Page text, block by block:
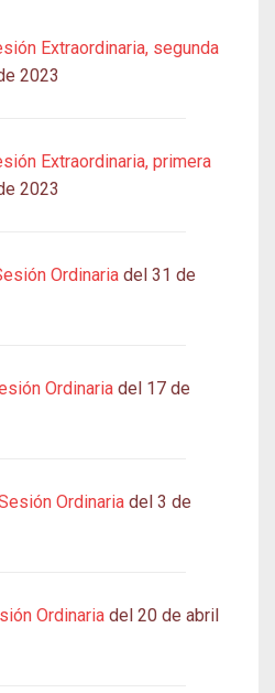
Extraordinaria, segunda
2023
Extraordinaria, primera
2023
Ordinaria del 31 de
Ordinaria del 17 de
Ordinaria del 3 de
Ordinaria del 20 de abril